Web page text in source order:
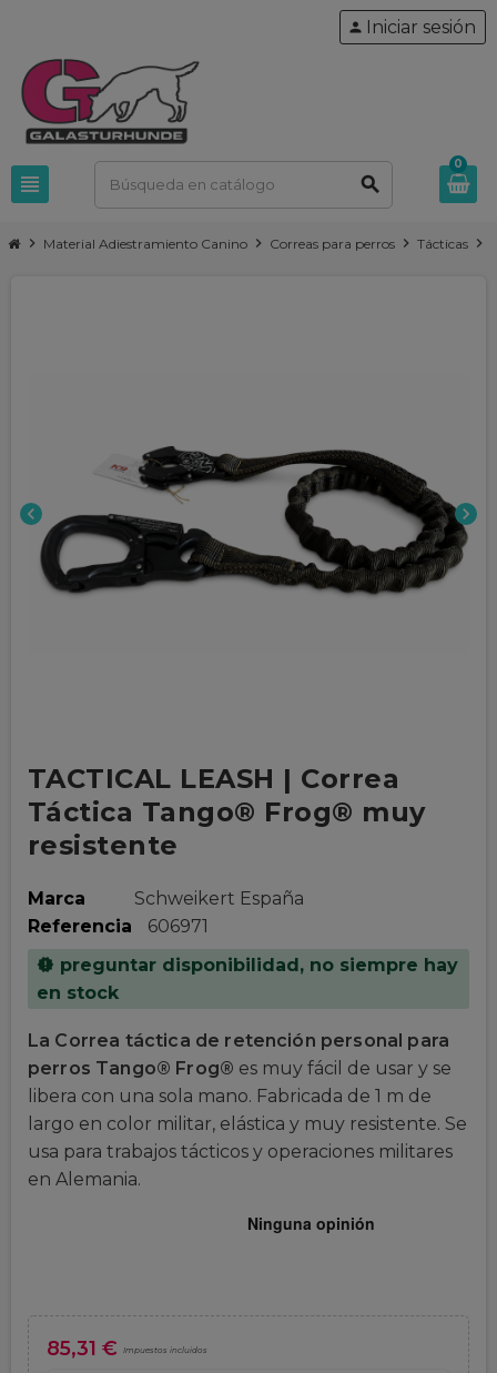
view_headline search
person Iniciar sesión
0
chevron_right Material Adiestramiento Canino chevron_right Correas para perros chevron_right Tácticas chevron_right
chevron_left chevron_right
TACTICAL LEASH | Correa
Táctica Tango® Frog® muy
resistente
Marca
Schweikert España
Referencia
606971
new_releases preguntar disponibilidad, no siempre hay
en stock
La Correa táctica de retención personal para
perros Tango® Frog® es muy fácil de usar y se
libera con una sola mano. Fabricada de 1 m de
largo en color militar, elástica y muy resistente. Se
usa para trabajos tácticos y operaciones militares
en Alemania.
85,31 € Impuestos incluidos